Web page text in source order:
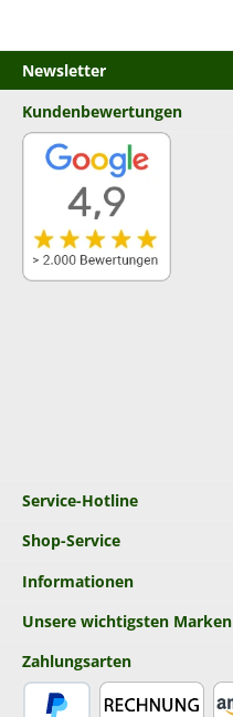
Newsletter
Service-Hotline
Shop-Service
Informationen
Unsere wichtigsten Marken
Kundenbewertungen
Zahlungsarten